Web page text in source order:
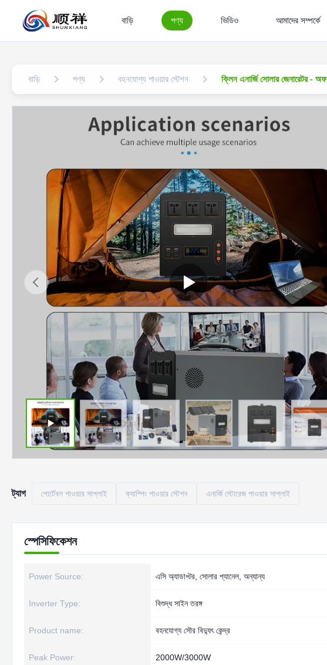
বাড়ি পণ্য ভিডিও আমাদের সম্পর্কে
বাড়ি পণ্য বহনযোগ্য পাওয়ার স্টেশন ক্লিন এনার্জি সোলার জেনারেটর -
ট্যাগ পোর্টেবল পাওয়ার সাপ্লাই ক্যাম্পিং পাওয়ার স্টেশন এনার্জি স্টোরেজ পাওয়ার সাপ্লাই
স্পেসিফিকেশন
Power Source: এসি অ্যাডাপ্টর, সোলার প্যানেল, অন্যান্য
Inverter Type: বিশুদ্ধ সাইন তরঙ্গ
Product name: বহনযোগ্য সৌর বিদ্যুৎ কেন্দ্র
Peak Power: 2000W/3000W